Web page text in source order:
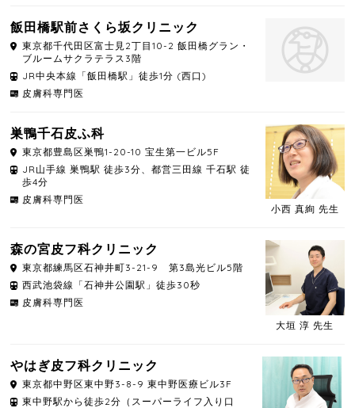
飯田橋駅前さくら坂クリニック
東京都千代田区富士見2丁目10-2 飯田橋グラン・
ブルームサクラテラス3階
JR中央本線「飯田橋駅」徒歩1分 (西口)
皮膚科専門医
小西 真絢 先生
巣鴨千石皮ふ科
東京都豊島区巣鴨1-20-10 宝生第一ビル5F
JR山手線 巣鴨駅 徒歩3分、都営三田線 千石駅 徒
歩4分
皮膚科専門医
大垣 淳 先生
森の宮皮フ科クリニック
東京都練馬区石神井町3-21-9 第3島光ビル5階
西武池袋線「石神井公園駅」徒歩30秒
皮膚科専門医
やはぎ皮フ科クリニック
東京都中野区東中野3-8-9 東中野医療ビル3F
東中野駅から徒歩2分（スーパーライフ入り口